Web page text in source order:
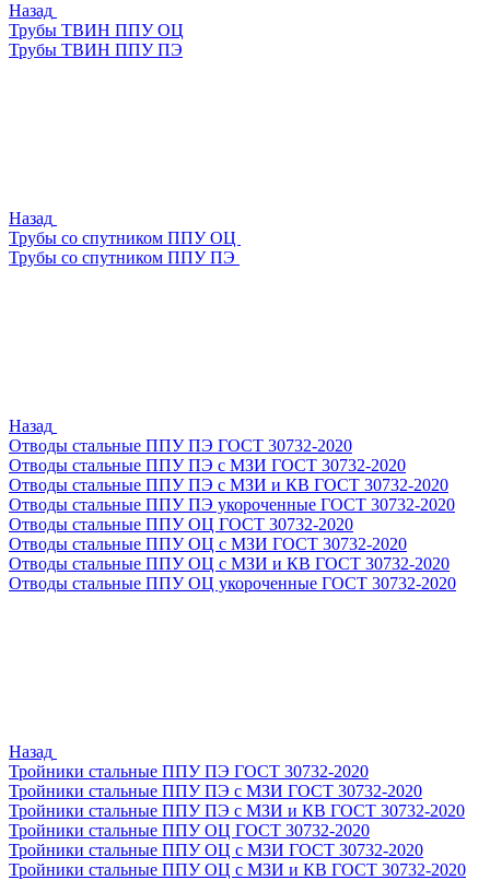
Назад
Трубы ТВИН ППУ ОЦ
Трубы ТВИН ППУ ПЭ
Назад
Трубы со спутником ППУ ОЦ
Трубы со спутником ППУ ПЭ
Назад
Отводы стальные ППУ ПЭ ГОСТ 30732-2020
Отводы стальные ППУ ПЭ с МЗИ ГОСТ 30732-2020
Отводы стальные ППУ ПЭ с МЗИ и КВ ГОСТ 30732-2020
Отводы стальные ППУ ПЭ укороченные ГОСТ 30732-2020
Отводы стальные ППУ ОЦ ГОСТ 30732-2020
Отводы стальные ППУ ОЦ с МЗИ ГОСТ 30732-2020
Отводы стальные ППУ ОЦ с МЗИ и КВ ГОСТ 30732-2020
Отводы стальные ППУ ОЦ укороченные ГОСТ 30732-2020
Назад
Тройники стальные ППУ ПЭ ГОСТ 30732-2020
Тройники стальные ППУ ПЭ с МЗИ ГОСТ 30732-2020
Тройники стальные ППУ ПЭ с МЗИ и КВ ГОСТ 30732-2020
Тройники стальные ППУ ОЦ ГОСТ 30732-2020
Тройники стальные ППУ ОЦ с МЗИ ГОСТ 30732-2020
Тройники стальные ППУ ОЦ с МЗИ и КВ ГОСТ 30732-2020